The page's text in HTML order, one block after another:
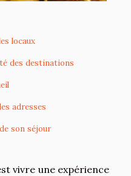
locaux
des destinations
adresses
son séjour
vivre une expérience